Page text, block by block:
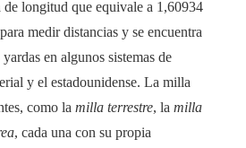
de longitud que equivale a 1,60934
medir distancias y se encuentra
en algunos sistemas de
y el estadounidense. La milla
como la milla terrestre, la milla
, cada una con su propia